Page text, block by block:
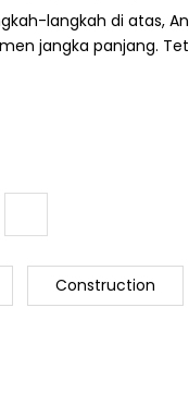
langkah di atas,
jangka panjang.
Construction